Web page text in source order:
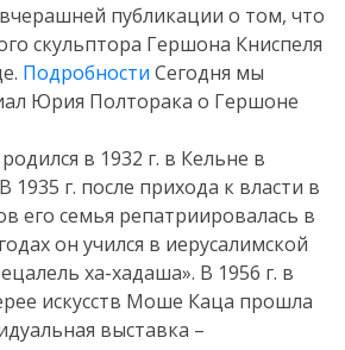
публикации о том, что
скульптора Гершона Книспеля
Подробности Сегодня мы
Юрия Полторака о Гершоне
в 1932 г. в Кельне в
1935 г. после прихода к власти в
его семья репатриировалась в
он учился в иерусалимской
ха-хадаша». В 1956 г. в
искусств Моше Каца прошла
выставка –